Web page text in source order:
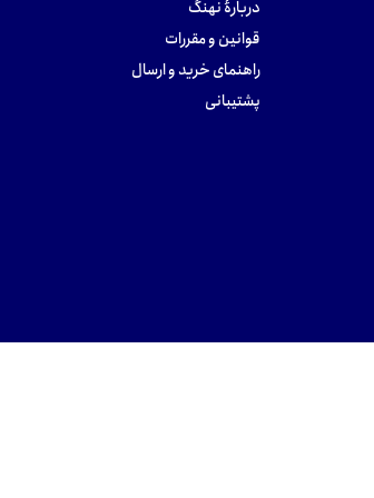
دربارهٔ نهنگ
قوانین و مقررات
راهنمای خرید و ارسال
پشتیبانی